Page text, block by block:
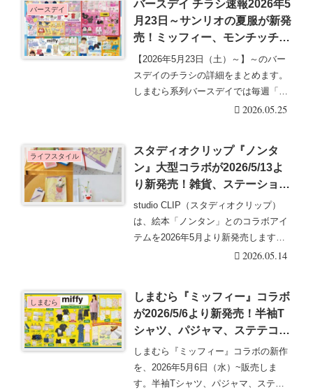
バースデイ
バースデイ チラシ速報2026年5
月23日～サンリオの夏服が新発
売！ミッフィー、モンチッチ、
KOGYARU、ティニピンの子供
服も！
【2026年5月23日（土）～】～のバー
スデイのチラシの詳細をまとめます。
しまむら系列バースデイでは毎週「水
曜日」と、「・・・続きを読む2026.05.25
ライフスタイル
スタディオクリップ『ノンタ
ン』大型コラボが2026/5/13よ
り新発売！雑貨、ステーショナ
リー、ホームグッズなど40種類
以上！販売方法、口コミまと
め！
studio CLIP（スタディオクリップ）
は、絵本「ノンタン」とのコラボアイ
テムを2026年5月より新発売します。
2026.05.14
しまむら
しまむら『ミッフィー』コラボ
が2026/5/6より新発売！半袖T
シャツ、パジャマ、ステテコ、
バッグ、ポーチ、フリル巾着、
タオル、寝具など母の日のギフ
トにもオススメ！再販売は？
しまむら『ミッフィー』コラボの新作
を、2026年5月6日（水）~販売しま
す。半袖Tシャツ、パジャマ、ステテ